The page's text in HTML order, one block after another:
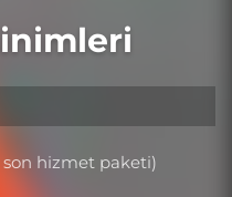
son hizmet paketi)